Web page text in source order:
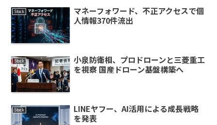
Stock
マネーフォワード、不正アクセスで個
人情報370件流出
Stock
小泉防衛相、プロドローンと三菱重工
を視察 国産ドローン基盤構築へ
Stock
LINEヤフー、AI活用による成長戦略
を発表